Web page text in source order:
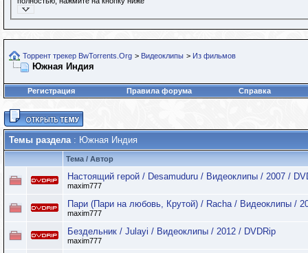
Торрент трекер BwTorrents.Org > Видеоклипы > Из фильмов
Южная Индия
Регистрация Правила форума Справка
Темы раздела: Южная Индия
Тема / Автор
Настоящий герой / Desamuduru / Видеоклипы / 2007 /
maxim777
Пари (Пари на любовь, Крутой) / Racha / Видеоклипы /
maxim777
Бездельник / Julayi / Видеоклипы / 2012 / DVDRip
maxim777